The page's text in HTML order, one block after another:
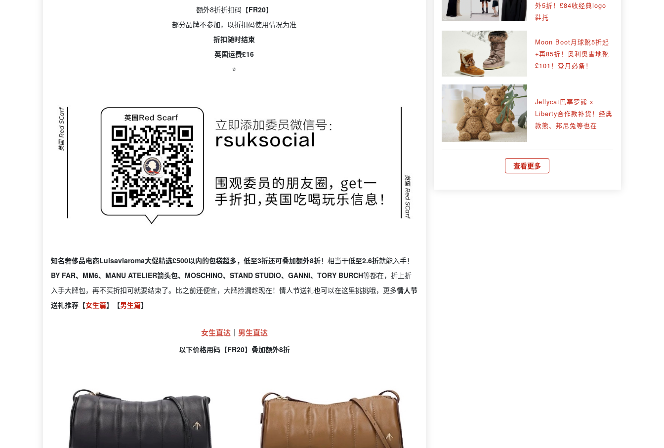
额外8折折扣码【FR20】
部分品牌不参加，以折扣码使用情况为准
折扣随时结束
英国运费£16
⭐️
知名奢侈品电商Luisaviaroma大促精选£500以内的包袋超多，低至3折还可叠加额外8折！相当于低至2.6折就能入手！
BY FAR、MM6、MANU ATELIER箭头包、MOSCHINO、STAND STUDIO、GANNI、TORY BURCH等都在，折上折
入手大牌包，再不买折扣可就要结束了。比之前还便宜，大牌捡漏趁现在！情人节送礼也可以在这里挑挑哦，更多情人节
送礼推荐【女生篇】【男生篇】
女生直达｜ 男生直达
以下价格用码【FR20】叠加额外8折
外5折！£84收经典logo
鞋托
Moon Boot月球靴5折起
+再85折！奥利奥雪地靴
£101！登月必备！
Jellycat巴塞罗熊 x
Liberty合作款补货！经典
款熊、邦尼兔等也在
查看更多